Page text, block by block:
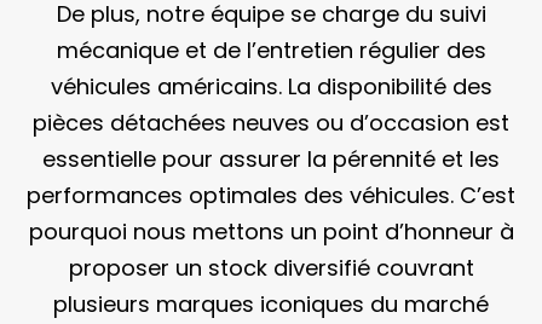
De plus, notre équipe se charge du suivi
mécanique et de l’entretien régulier des
véhicules américains. La disponibilité des
pièces détachées neuves ou d’occasion est
essentielle pour assurer la pérennité et les
performances optimales des véhicules. C’est
pourquoi nous mettons un point d’honneur à
proposer un stock diversifié couvrant
plusieurs marques iconiques du marché